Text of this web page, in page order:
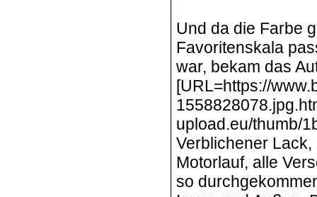
Und da die Farbe
Favoritenskala
war, bekam das
[URL=https://
upload.eu/thumb/
Verblichener
Motorlauf, alle
so